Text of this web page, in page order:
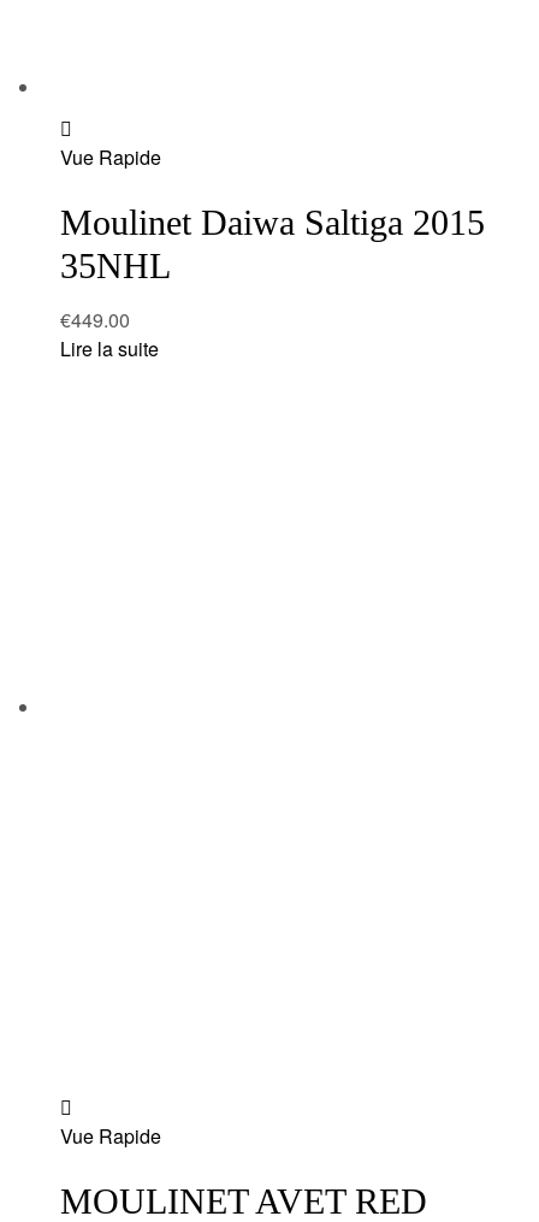
to
Vue Rapide
Moulinet Daiwa Saltiga 2015
35NHL
€449.00
Lire la suite
to
Vue Rapide
MOULINET AVET RED